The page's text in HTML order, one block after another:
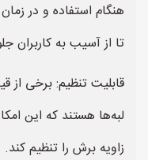
هنگام استفاده و در
تا از آسیب به کاربران
قابلیت تنظیم: برخی از
لبه‌ها هستند که این
زاویه برش را تنظیم کند.